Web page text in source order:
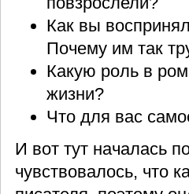
Как вы
Почему им так
Какую роль в
жизни?
Что для вас
И вот тут началась
чувствовалось, что